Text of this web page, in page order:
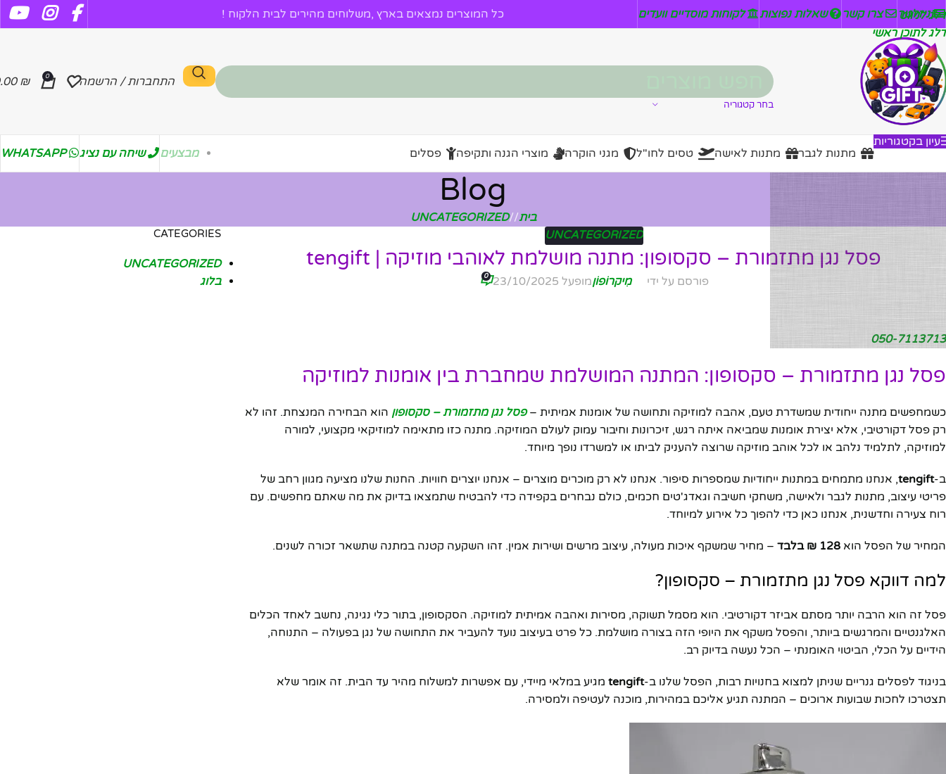
דלג לניווט
דלג לתוכן ראשי
ניזלטר צרו קשר שאלות נפוצות לקוחות מוסדיים וועדים כל המוצרים נמצאים בארץ ,משלוחים מהירים לבית הלקוח !
בחר קטגוריה
התחברות / הרשמה 0
₪
עיון בקטגוריות
מתנות לגבר
מתנות לאישה טסים לחו"ל מגני הוקרה מוצרי הגנה ותקיפה פסלים מבצעים שיחה עם נציג WHATSAPP
Blog
בית/
UNCATEGORIZED
UNCATEGORIZED
פסל נגן מתזמורת – סקסופון: מתנה מושלמת לאוהבי מוזיקה | tengift
פורסם על ידי מִיקרוֹפוֹןמופעל 23/10/2025 0
050-7113713
פסל נגן מתזמורת – סקסופון: המתנה המושלמת שמחברת בין אומנות למוזיקה
כשמחפשים מתנה ייחודית שמשדרת טעם, אהבה למוזיקה ותחושה של אומנות אמיתית –פסל נגן מתזמורת – סקסופון הוא הבחירה המנצחת. זהו לא
רק פסל דקורטיבי, אלא יצירת אומנות שמביאה איתה רגש, זיכרונות וחיבור עמוק לעולם המוזיקה. מתנה כזו מתאימה למוזיקאי מקצועי, למורה
למוזיקה, לתלמיד נלהב או לכל אוהב מוזיקה שרוצה להעניק לביתו או למשרדו נופך מיוחד.
ב-tengift, אנחנו מתמחים במתנות ייחודיות שמספרות סיפור. אנחנו לא רק מוכרים מוצרים – אנחנו יוצרים חוויות. החנות שלנו מציעה מגוון רחב של
פריטי עיצוב, מתנות לגבר ולאישה, משחקי חשיבה וגאדג'טים חכמים, כולם נבחרים בקפידה כדי להבטיח שתמצאו בדיוק את מה שאתם מחפשים. עם
רוח צעירה וחדשנית, אנחנו כאן כדי להפוך כל אירוע למיוחד.
המחיר של הפסל הוא 128 ₪ בלבד – מחיר שמשקף איכות מעולה, עיצוב מרשים ושירות אמין. זהו השקעה קטנה במתנה שתשאר זכורה לשנים.
למה דווקא פסל נגן מתזמורת – סקסופון?
פסל זה הוא הרבה יותר מסתם אביזר דקורטיבי. הוא מסמל תשוקה, מסירות ואהבה אמיתית למוזיקה. הסקסופון, בתור כלי נגינה, נחשב לאחד הכלים
האלגנטיים והמרגשים ביותר, והפסל משקף את היופי הזה בצורה מושלמת. כל פרט בעיצוב נועד להעביר את התחושה של נגן בפעולה – התנוחה,
הידיים על הכלי, הביטוי האומנתי – הכל נעשה בדיוק רב.
בניגוד לפסלים גנריים שניתן למצוא בחנויות רבות, הפסל שלנו ב-tengift מגיע במלאי מיידי, עם אפשרות למשלוח מהיר עד הבית. זה אומר שלא
תצטרכו לחכות שבועות ארוכים – המתנה תגיע אליכם במהירות, מוכנה לעטיפה ולמסירה.
CATEGORIES
UNCATEGORIZED
בלוג